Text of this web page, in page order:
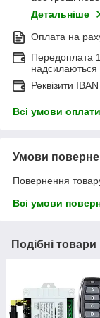
Детальніше
Оплата на
Передоплата
Реквізити
Всі умови оплати
Умови
Повернення
Всі умови
Подібні товари